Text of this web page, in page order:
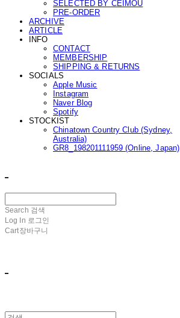
SELECTED BY CEIMOU
PRE-ORDER
ARCHIVE
ARTICLE
INFO
CONTACT
MEMBERSHIP
SHIPPING & RETURNS
SOCIALS
Apple Music
Instagram
Naver Blog
Spotify
STOCKIST
Chinatown Country Club (Sydney,
Australia)
GR8_198201111959 (Online, Japan)
Search 검색
Log In 로그인
Cart장바구니